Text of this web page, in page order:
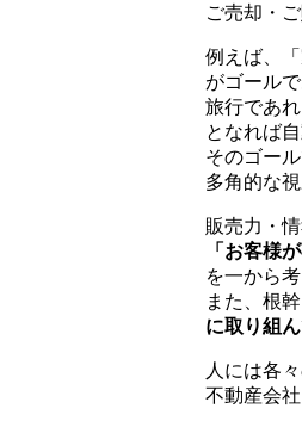
ご売却・
例えば、
がゴール
旅行であ
となれば
そのゴー
多角的な
販売力・
「お客様
を一から
また、根幹
に取り組ん
人には各
不動産会